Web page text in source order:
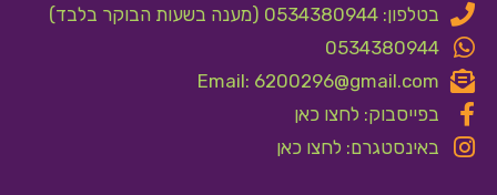
בטלפון: 0534380944 (מענה בשעות הבוקר בלבד)
0534380944
Email: 6200296@gmail.com
בפייסבוק: לחצו כאן
באינסטגרם: לחצו כאן